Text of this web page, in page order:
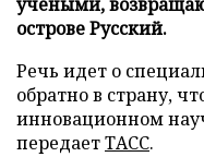
учеными,
острове Русский.
Речь идет о
обратно в страну,
инновационном
передаетТАСС.